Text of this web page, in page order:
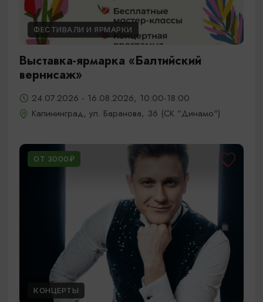
ФЕСТИВАЛИ И ЯРМАРКИ
Выставка-ярмарка «Балтийский
вернисаж»
24.07.2026 - 16.08.2026, 10:00-18:00
Калининград, ул. Баранова, 36 (СК "Динамо")
ОТ 3000₽
КОНЦЕРТЫ